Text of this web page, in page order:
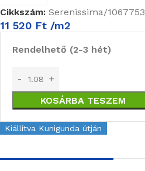
Cikkszám: Serenissima/1067753
11 520 Ft /m2
Rendelhető (2-3 hét)
KOSÁRBA TESZEM
Kiállítva Kunigunda útján